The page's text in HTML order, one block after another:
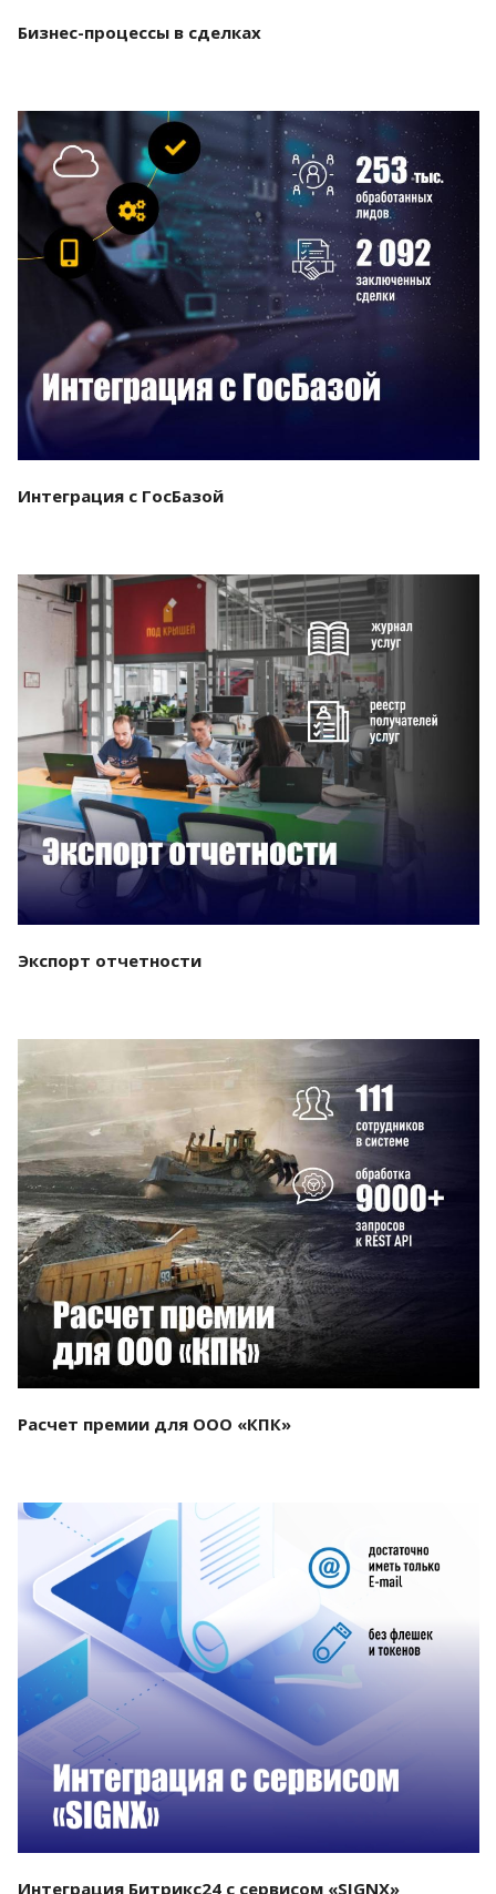
Бизнес-процессы в сделках
Смотреть проект
Интеграция с ГосБазой
Смотреть проект
Экспорт отчетности
Смотреть проект
Расчет премии для ООО «КПК»
Смотреть проект
Интеграция Битрикс24 с сервисом «SIGNX»